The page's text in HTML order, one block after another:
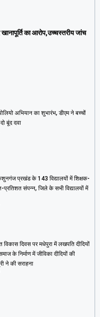
का आरोप,उच्चस्तरीय जांच
अभियान का शुभारंभ, डीएम ने बच्चों
बूंद दवा
प्रखंड के 143 विद्यालयों में शिक्षक-
प्रतिशत संपन्न, जिले के सभी विद्यालयों में
दिवस पर मधेपुरा में लखपति दीदियों
के निर्माण में जीविका दीदियों की
ने की सराहना